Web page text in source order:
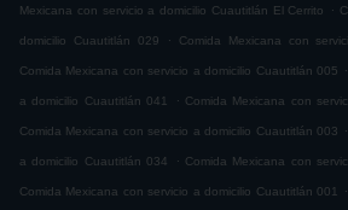
Mexicana con servicio a domicilio Cuautitlán El Cerrito .
domicilio Cuautitlán 029 . Comida Mexicana con
Comida Mexicana con servicio a domicilio Cuautitlán 005 .
a domicilio Cuautitlán 041 . Comida Mexicana con
Comida Mexicana con servicio a domicilio Cuautitlán 003 .
a domicilio Cuautitlán 034 . Comida Mexicana con
Comida Mexicana con servicio a domicilio Cuautitlán 001 .